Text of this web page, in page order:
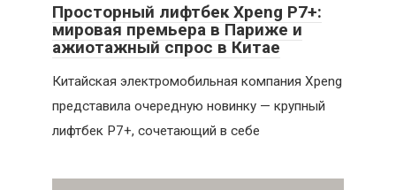
Просторный лифтбек Xpeng P7+:
мировая премьера в Париже и
ажиотажный спрос в Китае
Китайская электромобильная компания Xpeng
представила очередную новинку — крупный
лифтбек P7+, сочетающий в себе